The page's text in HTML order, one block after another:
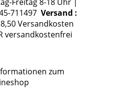
711497 Versand :
Versandkosten
versandkostenfrei
zum